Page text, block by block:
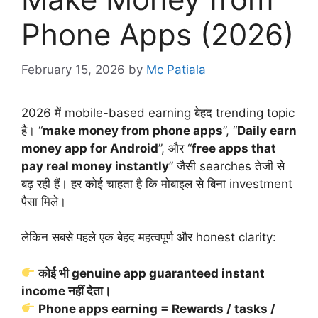
Phone Apps (2026)
February 15, 2026 by Mc Patiala
2026 में mobile-based earning बेहद trending topic
है। “make money from phone apps”, “Daily earn
money app for Android”, और “free apps that
pay real money instantly” जैसी searches तेजी से
बढ़ रही हैं। हर कोई चाहता है कि मोबाइल से बिना investment
पैसा मिले।
लेकिन सबसे पहले एक बेहद महत्वपूर्ण और honest clarity:
कोई भी genuine app guaranteed instant
income नहीं देता।
Phone apps earning = Rewards / tasks /